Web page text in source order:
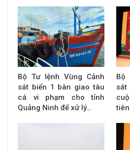
Bộ Tư lệnh Vùng Cảnh
sát biển 1 bàn giao tàu
cá vi phạm cho tỉnh
Quảng Ninh để xử lý…
Bộ